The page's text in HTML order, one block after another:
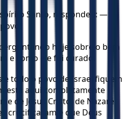
Santo, respondeu: —
hoje sobre o bem
e como ele foi curado.
e todo o povo de Israel fiquem
está aqui completamente
de Jesus Cristo, de Nazaré
crucificaram e que Deus